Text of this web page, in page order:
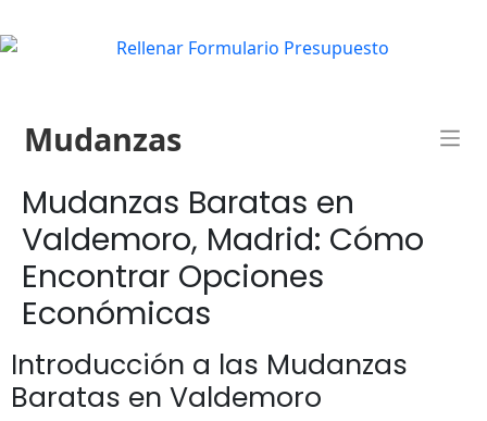
Mudanzas
Mudanzas Baratas en
Valdemoro, Madrid: Cómo
Encontrar Opciones
Económicas
Introducción a las Mudanzas
Baratas en Valdemoro